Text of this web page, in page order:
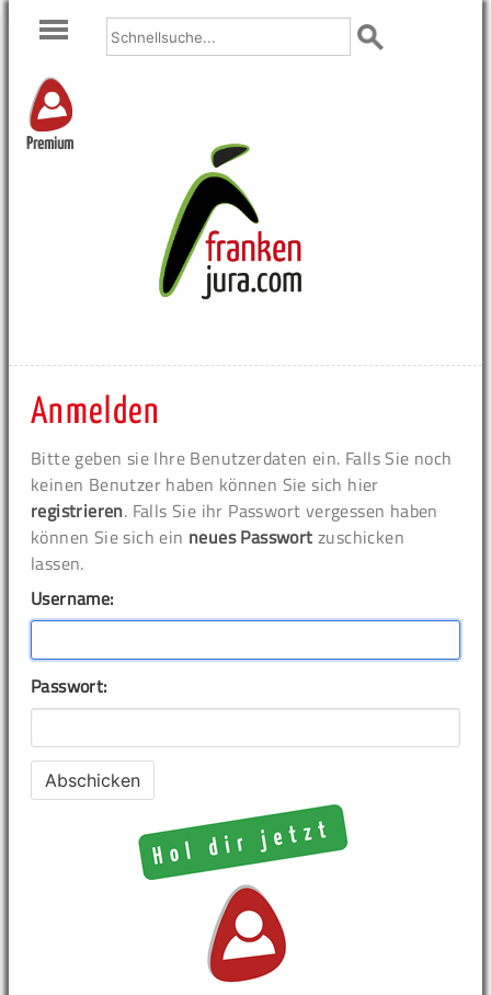
Premium
Anmelden
Bitte geben sie Ihre Benutzerdaten ein. Falls Sie noch
keinen Benutzer haben können Sie sich hier
registrieren. Falls Sie ihr Passwort vergessen haben
können Sie sich ein neues Passwort zuschicken
lassen.
Username:
Passwort: